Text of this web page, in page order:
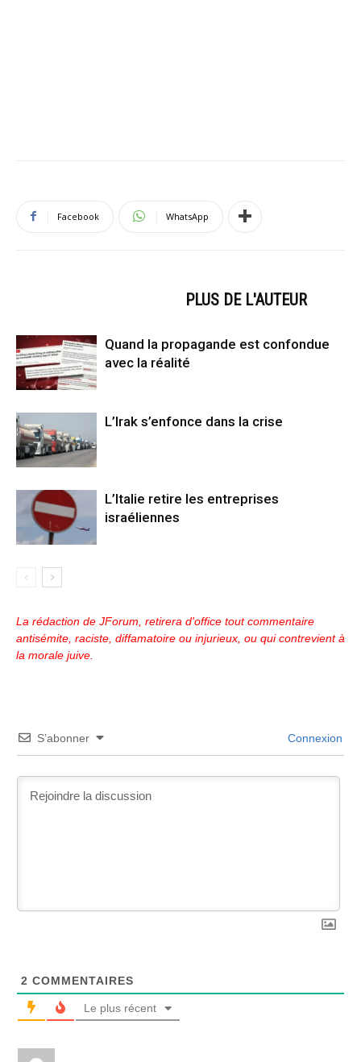
Facebook WhatsApp
PLUS DE L'AUTEUR
Quand la propagande est confondue
avec la réalité
L’Irak s’enfonce dans la crise
L’Italie retire les entreprises
israéliennes
La rédaction de JForum, retirera d'office tout commentaire
antisémite, raciste, diffamatoire ou injurieux, ou qui contrevient à
la morale juive.
S’abonner Connexion
2 COMMENTAIRES
Le plus récent